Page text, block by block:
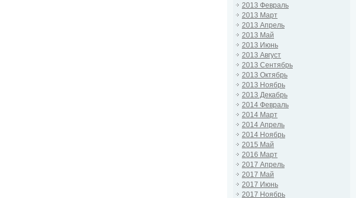
2013 Февраль
2013 Март
2013 Апрель
2013 Май
2013 Июнь
2013 Август
2013 Сентябрь
2013 Октябрь
2013 Ноябрь
2013 Декабрь
2014 Февраль
2014 Март
2014 Апрель
2014 Ноябрь
2015 Май
2016 Март
2017 Апрель
2017 Май
2017 Июнь
2017 Ноябрь